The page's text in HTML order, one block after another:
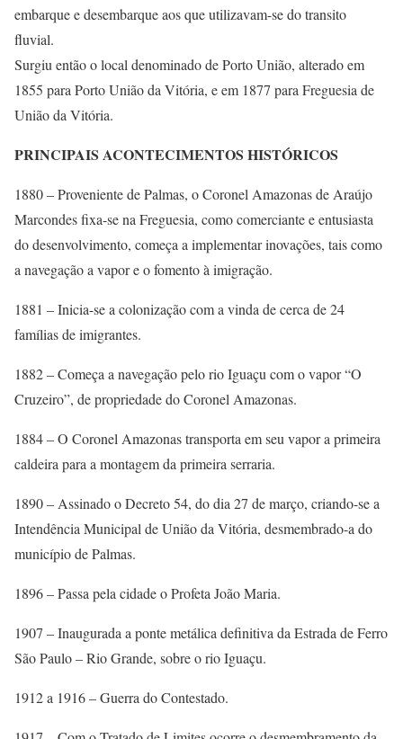
embarque e desembarque aos que utilizavam-se do transito
fluvial.
Surgiu então o local denominado de Porto União, alterado em
1855 para Porto União da Vitória, e em 1877 para Freguesia de
União da Vitória.
PRINCIPAIS ACONTECIMENTOS HISTÓRICOS
1880 – Proveniente de Palmas, o Coronel Amazonas de Araújo
Marcondes fixa-se na Freguesia, como comerciante e entusiasta
do desenvolvimento, começa a implementar inovações, tais como
a navegação a vapor e o fomento à imigração.
1881 – Inicia-se a colonização com a vinda de cerca de 24
famílias de imigrantes.
1882 – Começa a navegação pelo rio Iguaçu com o vapor “O
Cruzeiro”, de propriedade do Coronel Amazonas.
1884 – O Coronel Amazonas transporta em seu vapor a primeira
caldeira para a montagem da primeira serraria.
1890 – Assinado o Decreto 54, do dia 27 de março, criando-se a
Intendência Municipal de União da Vitória, desmembrado-a do
município de Palmas.
1896 – Passa pela cidade o Profeta João Maria.
1907 – Inaugurada a ponte metálica definitiva da Estrada de Ferro
São Paulo – Rio Grande, sobre o rio Iguaçu.
1912 a 1916 – Guerra do Contestado.